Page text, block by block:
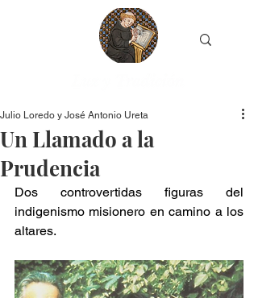
Un Llamado a la
Prudencia
Julio Loredo y José Antonio Ureta
Dos controvertidas figuras del
indigenismo misionero en camino a los
altares.